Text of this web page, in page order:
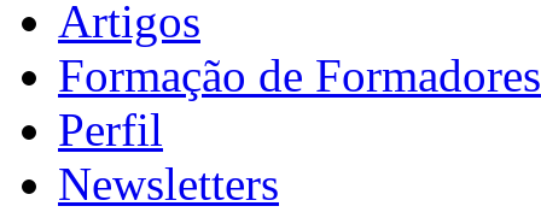
Artigos
Formação de Formadores
Perfil
Newsletters